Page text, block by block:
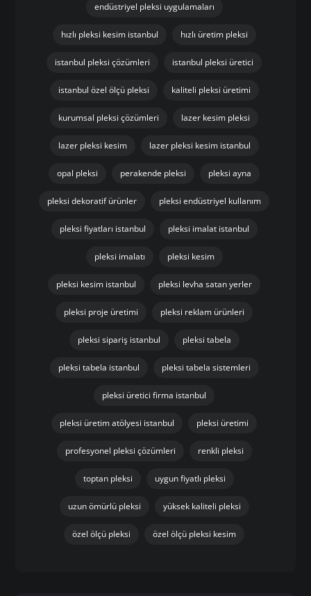
endüstriyel pleksi uygulamaları
hızlı pleksi kesim istanbul hızlı üretim pleksi
istanbul pleksi çözümleri istanbul pleksi üretici
istanbul özel ölçü pleksi kaliteli pleksi üretimi
kurumsal pleksi çözümleri lazer kesim pleksi
lazer pleksi kesim lazer pleksi kesim istanbul
opal pleksi perakende pleksi pleksi ayna
pleksi dekoratif ürünler pleksi endüstriyel kullanım
pleksi fiyatları istanbul pleksi imalat istanbul
pleksi imalatı pleksi kesim
pleksi kesim istanbul pleksi levha satan yerler
pleksi proje üretimi pleksi reklam ürünleri
pleksi sipariş istanbul pleksi tabela
pleksi tabela istanbul pleksi tabela sistemleri
pleksi üretici firma istanbul
pleksi üretim atölyesi istanbul pleksi üretimi
profesyonel pleksi çözümleri renkli pleksi
toptan pleksi uygun fiyatlı pleksi
uzun ömürlü pleksi yüksek kaliteli pleksi
özel ölçü pleksi özel ölçü pleksi kesim